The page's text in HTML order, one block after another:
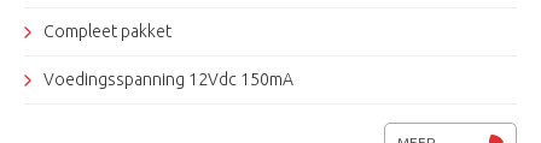
Compleet pakket
Voedingsspanning 12Vdc 150mA